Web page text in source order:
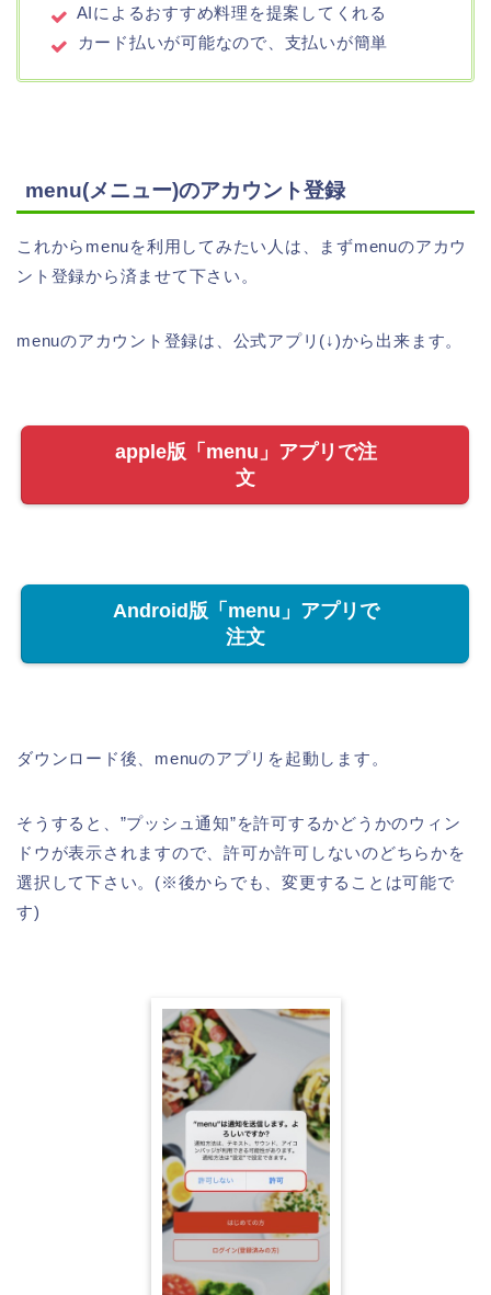
AIによるおすすめ料理を提案してくれる
カード払いが可能なので、支払いが簡単
menu(メニュー)のアカウント登録
これからmenuを利用してみたい人は、まずmenuのアカウ
ント登録から済ませて下さい。
menuのアカウント登録は、公式アプリ(↓)から出来ます。
apple版「menu」アプリで注
文
Android版「menu」アプリで
注文
ダウンロード後、menuのアプリを起動します。
そうすると、”プッシュ通知”を許可するかどうかのウィン
ドウが表示されますので、許可か許可しないのどちらかを
選択して下さい。(※後からでも、変更することは可能で
す)